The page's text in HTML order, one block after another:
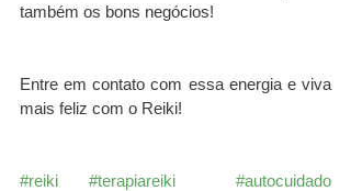
também os bons negócios!
Entre em contato com essa energia e viva
mais feliz com o Reiki!
#reiki #terapiareiki
#autocuidado